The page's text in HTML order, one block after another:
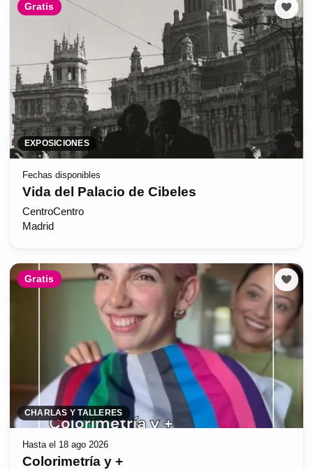
Gratis
EXPOSICIONES
Fechas disponibles
Vida del Palacio de Cibeles
CentroCentro
Madrid
Gratis
CHARLAS Y TALLERES
Hasta el 18 ago 2026
Colorimetría y +